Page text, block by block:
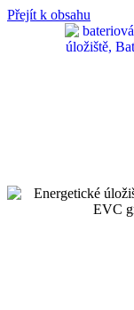
Přejít k obsahu